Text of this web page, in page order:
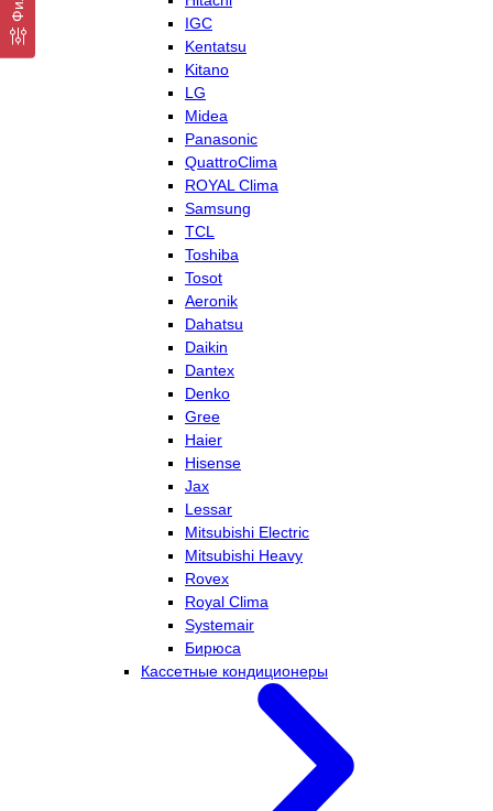
IGC
Kentatsu
Kitano
LG
Midea
Panasonic
QuattroClima
ROYAL Clima
Samsung
TCL
Toshiba
Tosot
Aeronik
Dahatsu
Daikin
Dantex
Denko
Gree
Haier
Hisense
Jax
Lessar
Mitsubishi Electric
Mitsubishi Heavy
Rovex
Royal Clima
Systemair
Бирюса
Кассетные кондиционеры